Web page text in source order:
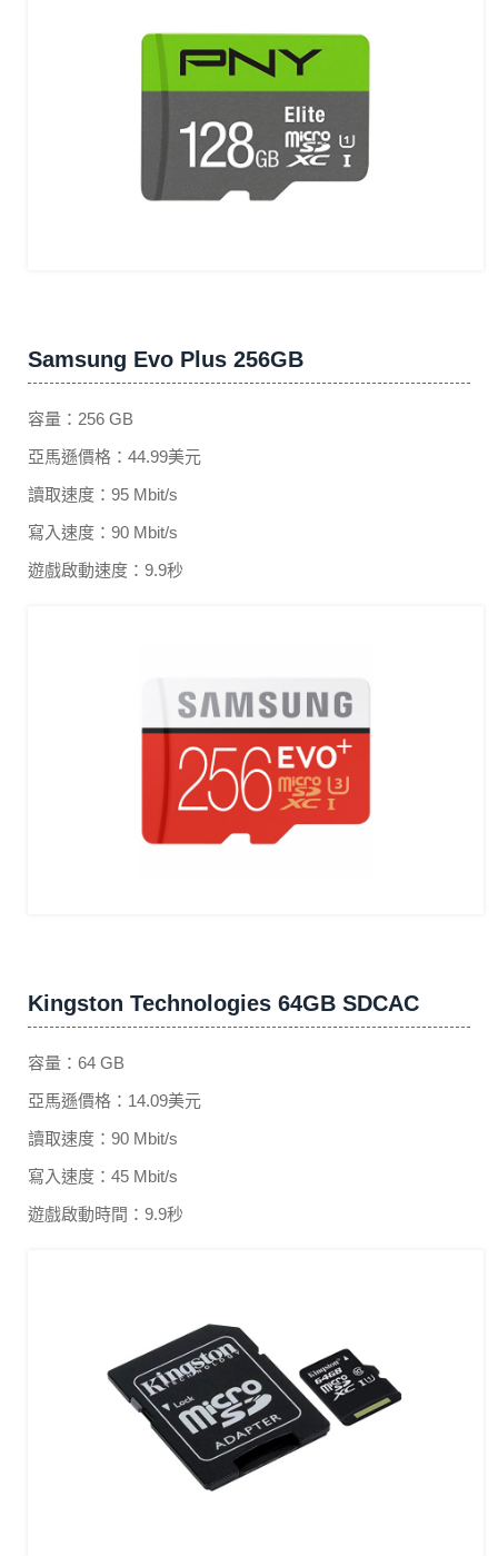
Samsung Evo Plus 256GB
容量：256 GB
亞馬遜價格：44.99美元
讀取速度：95 Mbit/s
寫入速度：90 Mbit/s
遊戲啟動速度：9.9秒
Kingston Technologies 64GB SDCAC
容量：64 GB
亞馬遜價格：14.09美元
讀取速度：90 Mbit/s
寫入速度：45 Mbit/s
遊戲啟動時間：9.9秒